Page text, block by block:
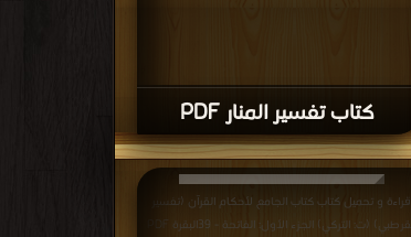
كتاب تفسير المنار PDF
قراءة و تحميل كتاب كتاب الجامع لأحكام القرآن (تفسير